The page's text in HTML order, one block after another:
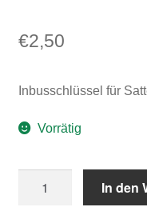
€2,50
Inbusschlüssel für
Vorrätig
In den